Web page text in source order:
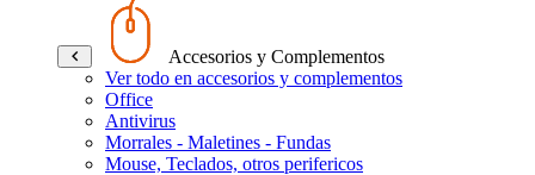
Accesorios y Complementos
Ver todo en accesorios y complementos
Office
Antivirus
Morrales - Maletines - Fundas
Mouse, Teclados, otros perifericos